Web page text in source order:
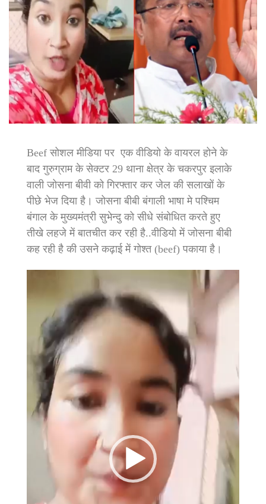
Beef सोशल मीडिया पर एक वीडियो के वायरल होने के
बाद गुरुग्राम के सेक्टर 29 थाना क्षेत्र के चकरपुर इलाके
वाली जोसना बीवी को गिरफ्तार कर जेल की सलाखों के
पीछे भेज दिया है। जोसना बीबी बंगाली भाषा मे पश्चिम
बंगाल के मुख्यमंत्री सुभेन्दु को सीधे संबोधित करते हुए
तीखे लहजे में बातचीत कर रही है..वीडियो में जोसना बीबी
कह रही है की उसने कढ़ाई में गोश्त (beef) पकाया है।
Player